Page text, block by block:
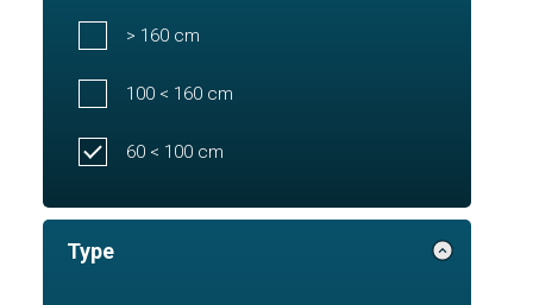
> 160 cm
100 < 160 cm
60 < 100 cm
Type